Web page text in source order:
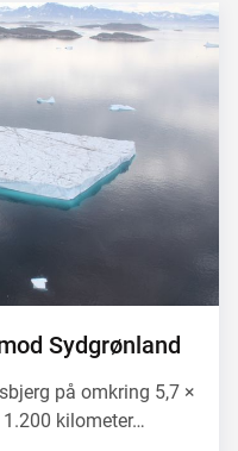
Sydgrønland
på omkring 5,7 ×
kilometer…